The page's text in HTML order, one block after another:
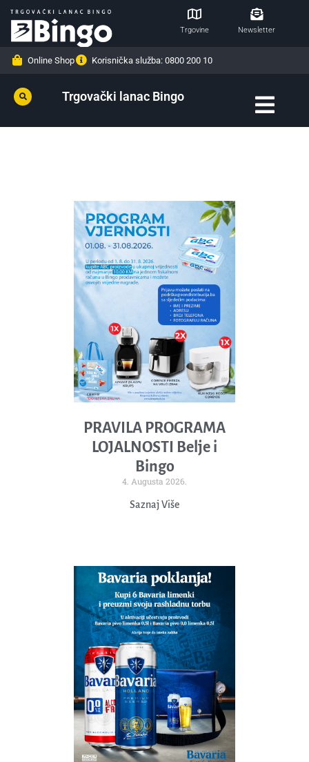
Trgovine Newsletter
Online Shop Korisnička služba: 0800 200 10
Trgovački lanac Bingo
PRAVILA PROGRAMA
LOJALNOSTI Belje i
Bingo
4. Augusta 2026.
Saznaj Više